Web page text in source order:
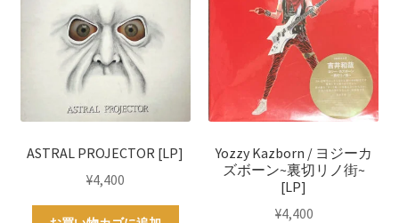
ASTRAL PROJECTOR [LP]
¥4,400
Yozzy Kazborn / ヨジーカ
ズボーン~裏切リノ街~
[LP]
¥4,400